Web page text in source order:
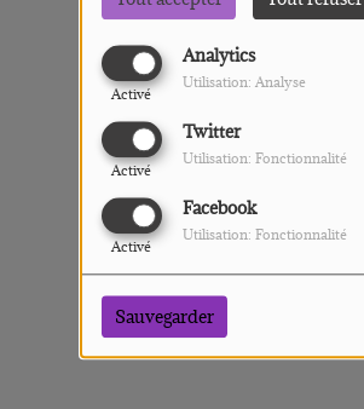
Analytics
Activé
Utilisation: Analyse
Twitter
Activé
Utilisation: Fonctionnalité
Facebook
Activé
Utilisation: Fonctionnalité
Sauvegarder